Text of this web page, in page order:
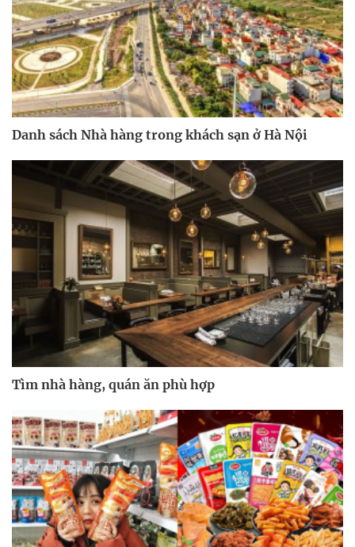
Danh sách Nhà hàng trong khách sạn ở Hà Nội
Tìm nhà hàng, quán ăn phù hợp